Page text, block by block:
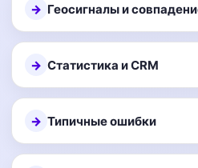
Геосигналы и
Статистика и CRM
Типичные ошибки